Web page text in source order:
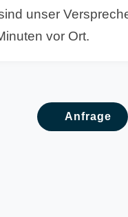
unser
vor Ort.
Anfrage